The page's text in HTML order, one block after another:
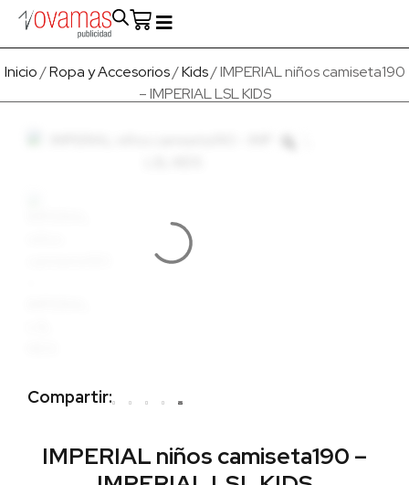
Inicio/Ropa y Accesorios/Kids/ IMPERIAL niños camiseta190
– IMPERIAL LSL KIDS
IMPERIAL niños camiseta190 –
Compartir: